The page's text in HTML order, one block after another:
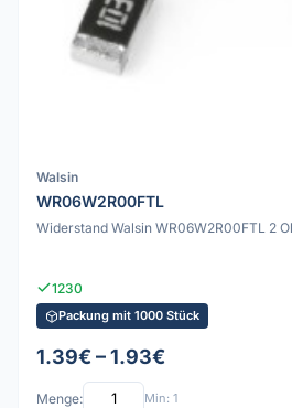
Walsin
WR06W2R00FTL
Widerstand Walsin WR06W2R00FTL 2
1230
Packung mit 1000 Stück
1.39€ – 1.93€
Menge: Min: 1